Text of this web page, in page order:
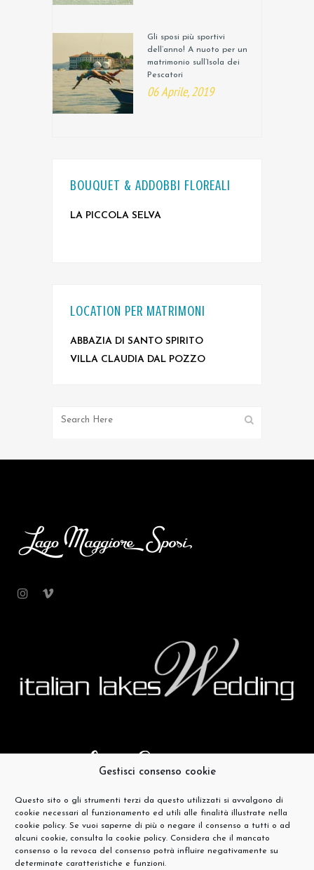
Gestisci consenso cookie
Questo sito o gli strumenti terzi da questo utilizzati si avvalgono di
cookie necessari al funzionamento ed utili alle finalità illustrate nella
cookie policy. Se vuoi saperne di più o negare il consenso a tutti o ad
alcuni cookie, consulta la cookie policy. Considera che il mancato
consenso o la revoca del consenso potrà influire negativamente su
determinate caratteristiche e funzioni.
Gli sposi più sportivi
dell’anno! A nuoto per un
matrimonio sull’Isola dei
Pescatori
06 Aprile, 2019
BOUQUET & ADDOBBI FLOREALI
LA PICCOLA SELVA
LOCATION PER MATRIMONI
ABBAZIA DI SANTO SPIRITO
VILLA CLAUDIA DAL POZZO